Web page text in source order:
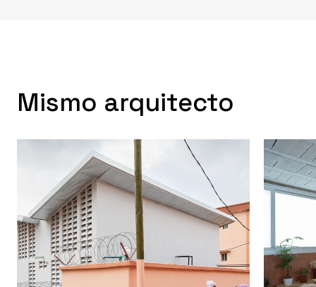
Mismo arquitecto